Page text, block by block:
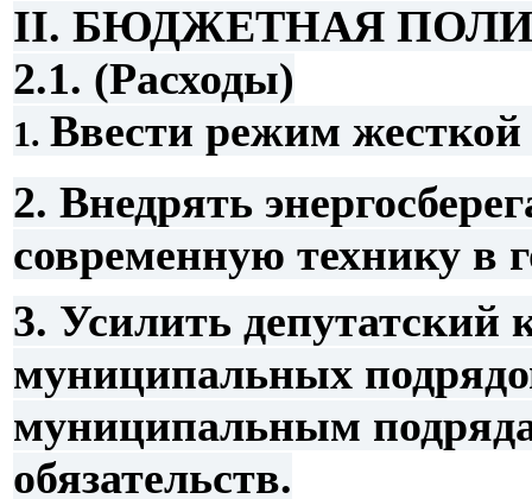
II. БЮДЖЕТНАЯ
2.1. (Расходы)
1. Ввести режим
2. Внедрять
современную технику в
3. Усилить депутатский
муниципальных
муниципальным
обязательств.